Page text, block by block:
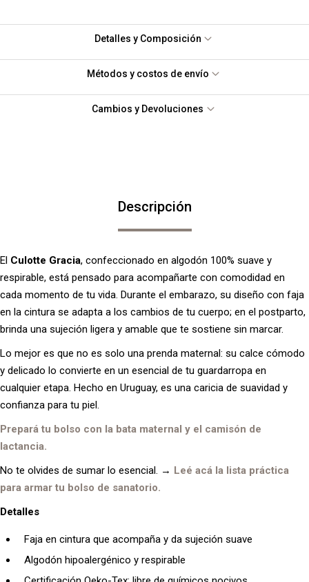
Detalles y Composición
Métodos y costos de envío
Cambios y Devoluciones
Descripción
El Culotte Gracia, confeccionado en algodón 100% suave y
respirable, está pensado para acompañarte con comodidad en
cada momento de tu vida. Durante el embarazo, su diseño con faja
en la cintura se adapta a los cambios de tu cuerpo; en el postparto,
brinda una sujeción ligera y amable que te sostiene sin marcar.
Lo mejor es que no es solo una prenda maternal: su calce cómodo
y delicado lo convierte en un esencial de tu guardarropa en
cualquier etapa. Hecho en Uruguay, es una caricia de suavidad y
confianza para tu piel.
Prepará tu bolso con la bata maternal y el camisón de
lactancia.
No te olvides de sumar lo esencial. → Leé acá la lista práctica
para armar tu bolso de sanatorio.
Detalles
Faja en cintura que acompaña y da sujeción suave
Algodón hipoalergénico y respirable